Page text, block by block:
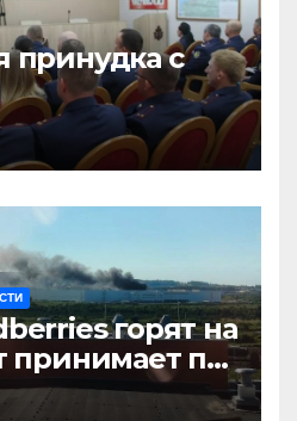
принудка с
горят на
принимает по